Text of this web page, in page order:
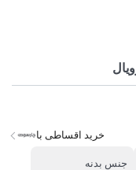
خرید اقساطی با
جنس بدنه